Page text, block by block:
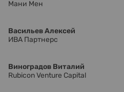
Мани Мен
Васильев Алексей
ИВА Партнерс
Виноградов Виталий
Rubicon Venture Capital